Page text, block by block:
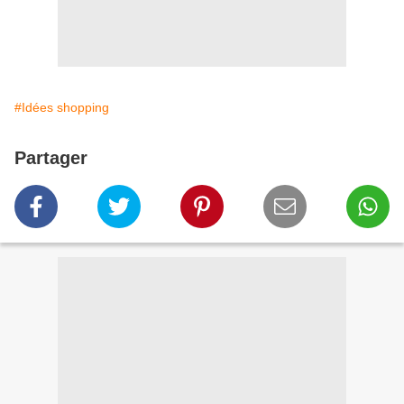
#Idées shopping
Partager